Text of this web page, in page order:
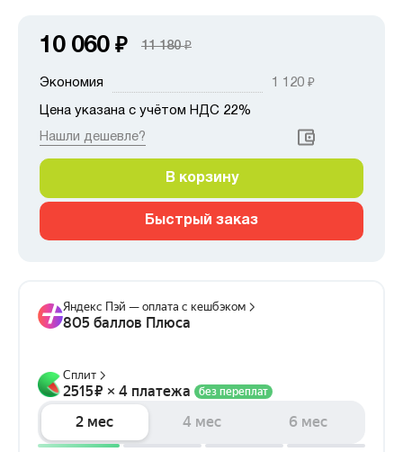
10 060 ₽ 11 180₽
Экономия 1 120 ₽
Цена указана с учётом НДС 22%
Нашли дешевле?
В корзину
Быстрый заказ